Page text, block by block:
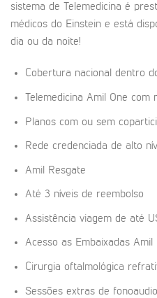
sistema de Telemedicina é
médicos do Einstein e está
dia ou da noite!
Cobertura nacional dentro
Telemedicina Amil One
Planos com ou sem
Rede credenciada de alto
Amil Resgate
Até 3 níveis de reembolso
Assistência viagem de até
Acesso as Embaixadas Amil
Cirurgia oftalmológica
Sessões extras de